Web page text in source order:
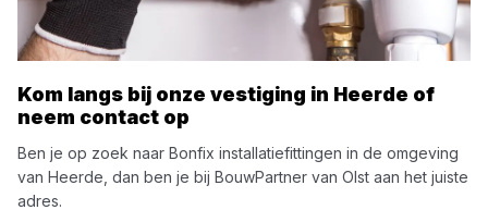
Kom langs bij onze vestiging in Heerde of
neem contact op
Ben je op zoek naar Bonfix installatiefittingen in de omgeving
van Heerde , dan ben je bij BouwPartner van Olst aan het juiste
adres.